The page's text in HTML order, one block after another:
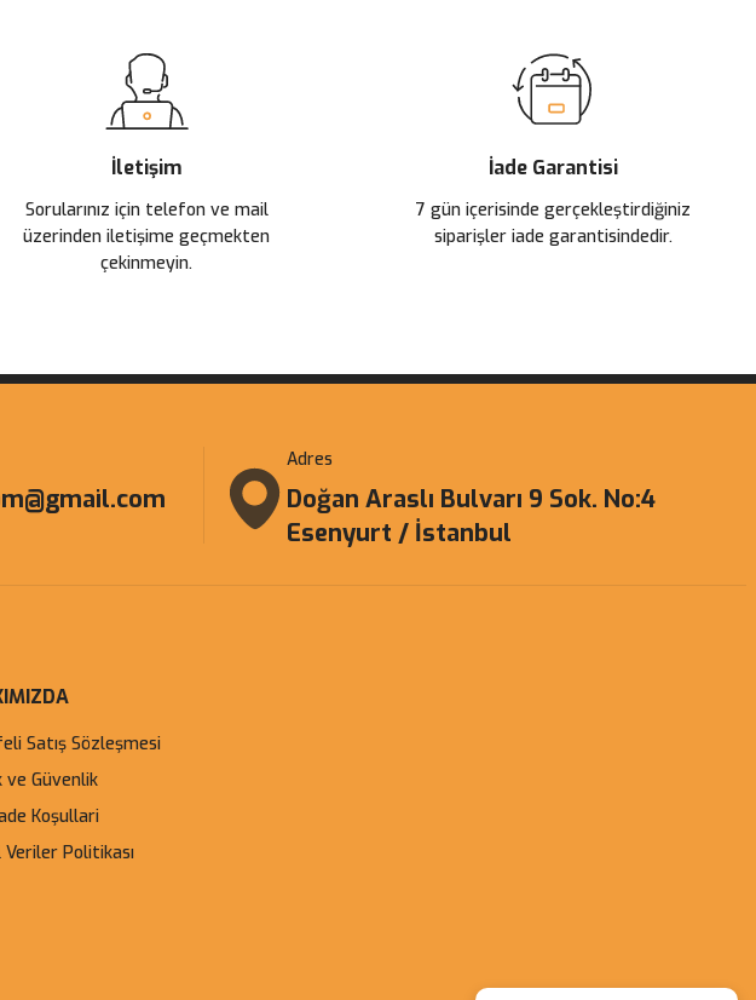
İletişim
Sorularınız için telefon ve mail
üzerinden iletişime geçmekten
çekinmeyin.
İade Garantisi
7 gün içerisinde gerçekleştirdiğiniz
siparişler iade garantisindedir.
Adres
Doğan Araslı Bulvarı 9 Sok. No:4
Esenyurt / İstanbul
Satış Sözleşmesi
ve Güvenlik
Koşullari
Veriler Politikası